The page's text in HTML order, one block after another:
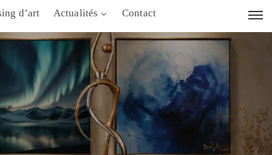
d’art Actualités Contact